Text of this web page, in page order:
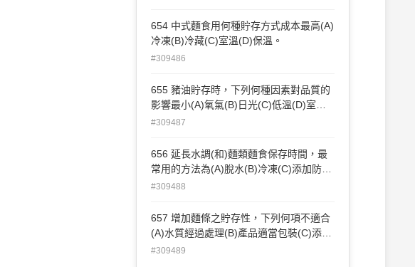
654 中式麵食用何種貯存方式成本最高(A)
冷凍(B)冷藏(C)室溫(D)保溫。
#309486
655 豬油貯存時，下列何種因素對品質的
影響最小(A)氧氣(B)日光(C)低溫(D)室
溫。
#309487
656 延長水調(和)麵類麵食保存時間，最
常用的方法為(A)脫水(B)冷凍(C)添加防腐
劑(D)包裝後殺菌貯存。
#309488
657 增加麵條之貯存性，下列何項不適合
(A)水質經過處理(B)產品適當包裝(C)添加
防腐劑(D)麵條適當殺菌。
#309489